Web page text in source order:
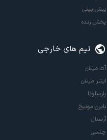
پیش بینی
پخش زنده
تیم های خارجی
آث میلان
اینتر میلان
بارسلونا
بایرن مونیخ
آرسنال
چلسی